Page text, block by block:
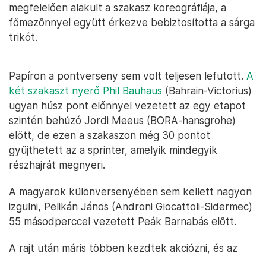
megfelelően alakult a szakasz koreográfiája, a
főmezőnnyel együtt érkezve bebiztosította a sárga
trikót.
Papíron a pontverseny sem volt teljesen lefutott. A
két szakaszt nyerő Phil Bauhaus (Bahrain-Victorius)
ugyan húsz pont előnnyel vezetett az egy etapot
szintén behúzó Jordi Meeus (BORA-hansgrohe)
előtt, de ezen a szakaszon még 30 pontot
gyűjthetett az a sprinter, amelyik mindegyik
részhajrát megnyeri.
A magyarok különversenyében sem kellett nagyon
izgulni, Pelikán János (Androni Giocattoli-Sidermec)
55 másodperccel vezetett Peák Barnabás előtt.
A rajt után máris többen kezdtek akciózni, és az